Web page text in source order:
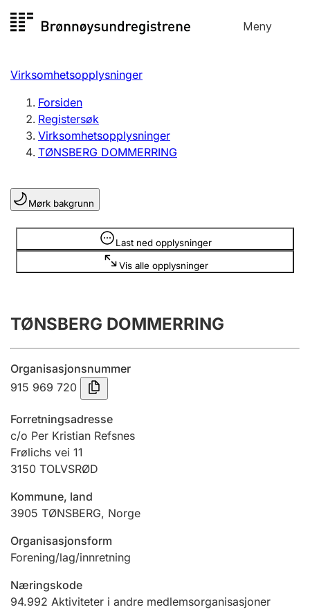
til
Meny
Registersøk
Aksjeselskap
Enkeltpersonforetak
Registrere, endre, slette
Lag og forening
Registrere, endre, slette
Årsregnskap
Innsending og forsinkelsesgebyr
Tinglysing
Jeger
Betaling og jegeravgiftskort
Ektepaktveileder
Virksomhetsopplysninger
Forsiden
Registersøk
Virksomhetsopplysninger
TØNSBERG DOMMERRING
Mørk bakgrunn
Last ned opplysninger
Vis alle opplysninger
Opplysninger er skjult
TØNSBERG DOMMERRING
Organisasjonsnummer
915 969 720
Forretningsadresse
c/o Per Kristian Refsnes
Frølichs vei 11
3150 TOLVSRØD
Kommune, land
3905 TØNSBERG, Norge
Organisasjonsform
Forening/lag/innretning
Næringskode
94.992 Aktiviteter i andre medlemsorganisasjoner